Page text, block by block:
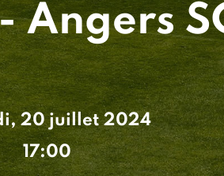
Angers
20 juillet 2024
17:00